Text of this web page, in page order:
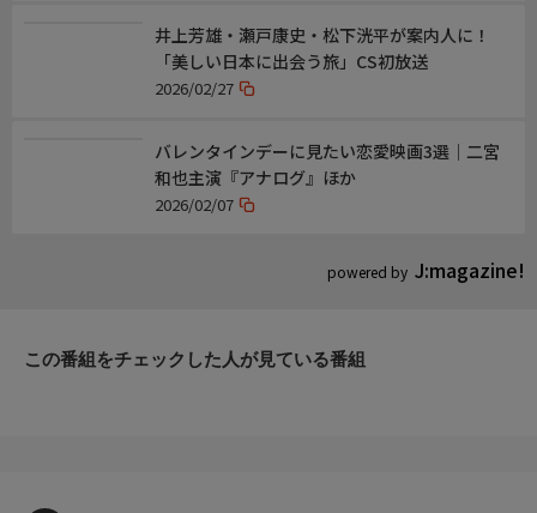
番組の内容と放送時間は変更になる場合があります。
powered by J:magazine!
井上芳雄・瀬戸康史・松下洸平が案内人に！
「美しい日本に出会う旅」CS初放送
2026/02/27
バレンタインデーに見たい恋愛映画3選｜二宮
和也主演『アナログ』ほか
2026/02/07
この番組をチェックした人が見ている番組